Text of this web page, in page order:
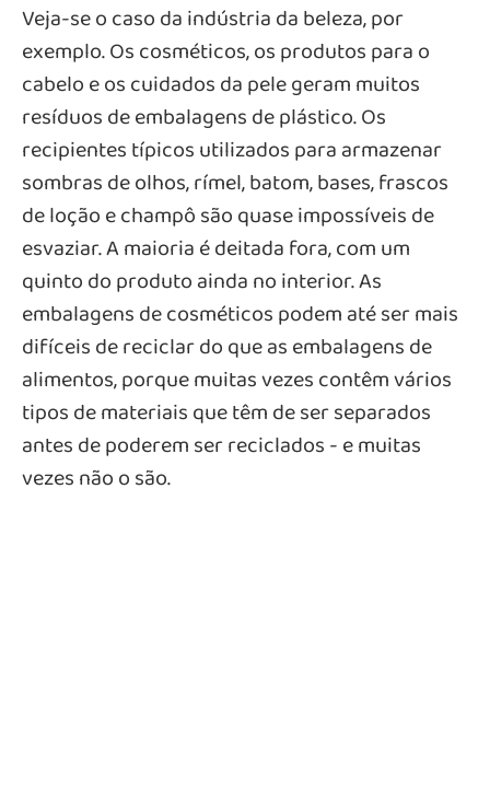
Veja-se o caso da indústria da beleza, por
exemplo. Os cosméticos, os produtos para o
cabelo e os cuidados da pele geram muitos
resíduos de embalagens de plástico. Os
recipientes típicos utilizados para armazenar
sombras de olhos, rímel, batom, bases, frascos
de loção e champô são quase impossíveis de
esvaziar. A maioria é deitada fora, com um
quinto do produto ainda no interior. As
embalagens de cosméticos podem até ser mais
difíceis de reciclar do que as embalagens de
alimentos, porque muitas vezes contêm vários
tipos de materiais que têm de ser separados
antes de poderem ser reciclados - e muitas
vezes não o são.